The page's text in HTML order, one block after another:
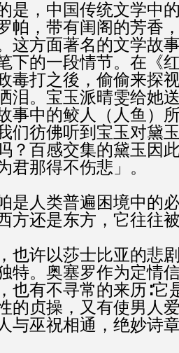
是，中国传统文学中
帕，带有闺阁的芳香
这方面著名的文学故
下的一段情节。在《
毒打之後，偷偷来探
泪。宝玉派晴雯给她
事中的鲛人（人鱼）
们彷佛听到宝玉对黛
？百感交集的黛玉因
君那得不伤悲」。
是人类普遍困境中的
方还是东方，它往往
也许以莎士比亚的悲
特。奥塞罗作为定情
也有不寻常的来历∶它
的贞操，又有使男人
与巫祝相通，绝妙诗